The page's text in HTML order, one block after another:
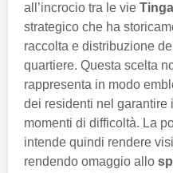
all’incrocio tra le vie
strategico che ha
raccolta e distribuzione
quartiere. Questa scelta
rappresenta in modo
dei residenti nel garantire
momenti di difficoltà. La
intende quindi rendere
rendendo omaggio allo